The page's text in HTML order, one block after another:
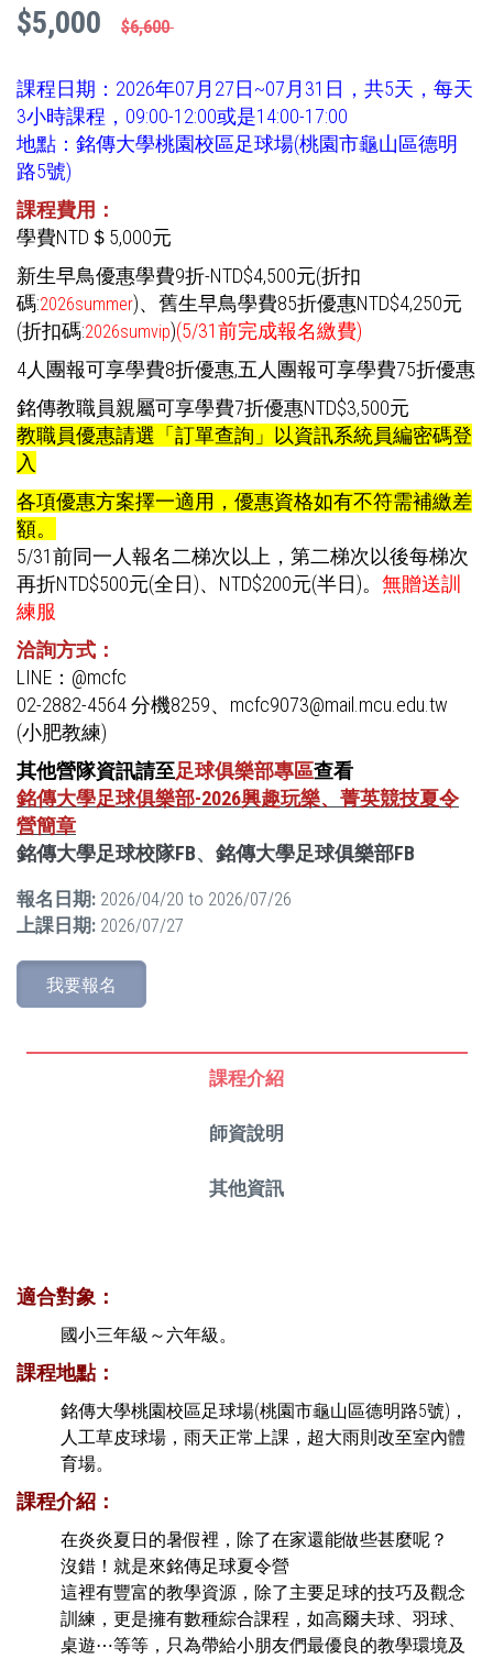
$5,000 $6,600
課程日期：2026年07月27日~07月31日，共5天，每天
3小時課程，09:00-12:00或是14:00-17:00
地點：銘傳大學桃園校區足球場(桃園市龜山區德明
路5號)
課程費用：
學費NTD＄5,000元
新生早鳥優惠學費9折-NTD$4,500元(折扣
碼:2026summer)、舊生早鳥學費85折優惠NTD$4,250元
(折扣碼:2026sumvip)(5/31前完成報名繳費)
4人團報可享學費8折優惠,五人團報可享學費75折優惠
銘傳教職員親屬可享學費7折優惠NTD$3,500元
教職員優惠請選「訂單查詢」以資訊系統員編密碼登
入
各項優惠方案擇一適用，優惠資格如有不符需補繳差
額。
5/31前同一人報名二梯次以上，第二梯次以後每梯次
再折NTD$500元(全日)、NTD$200元(半日)。 無贈送訓
練服
洽詢方式：
LINE：@mcfc
02-2882-4564 分機8259、mcfc9073@mail.mcu.edu.tw
(小肥教練)
其他營隊資訊請至足球俱樂部專區查看
銘傳大學足球俱樂部-2026興趣玩樂、菁英競技夏令
營簡章
銘傳大學足球校隊FB、 銘傳大學足球俱樂部FB
報名日期: 2026/04/20 to 2026/07/26
上課日期: 2026/07/27
我要報名
課程介紹
師資說明
其他資訊
適合對象：
國小三年級～六年級。
課程地點：
銘傳大學桃園校區足球場(桃園市龜山區德明路5號)，
人工草皮球場，雨天正常上課，超大雨則改至室內體
育場。
課程介紹：
在炎炎夏日的暑假裡，除了在家還能做些甚麼呢？
沒錯！就是來銘傳足球夏令營
這裡有豐富的教學資源，除了主要足球的技巧及觀念
訓練，更是擁有數種綜合課程，如高爾夫球、羽球、
桌遊⋯等等，只為帶給小朋友們最優良的教學環境及